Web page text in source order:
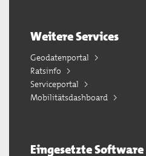
Weitere Services
Geodatenportal
Ratsinfo
Serviceportal
Mobilitätsdashboard
Eingesetzte Software